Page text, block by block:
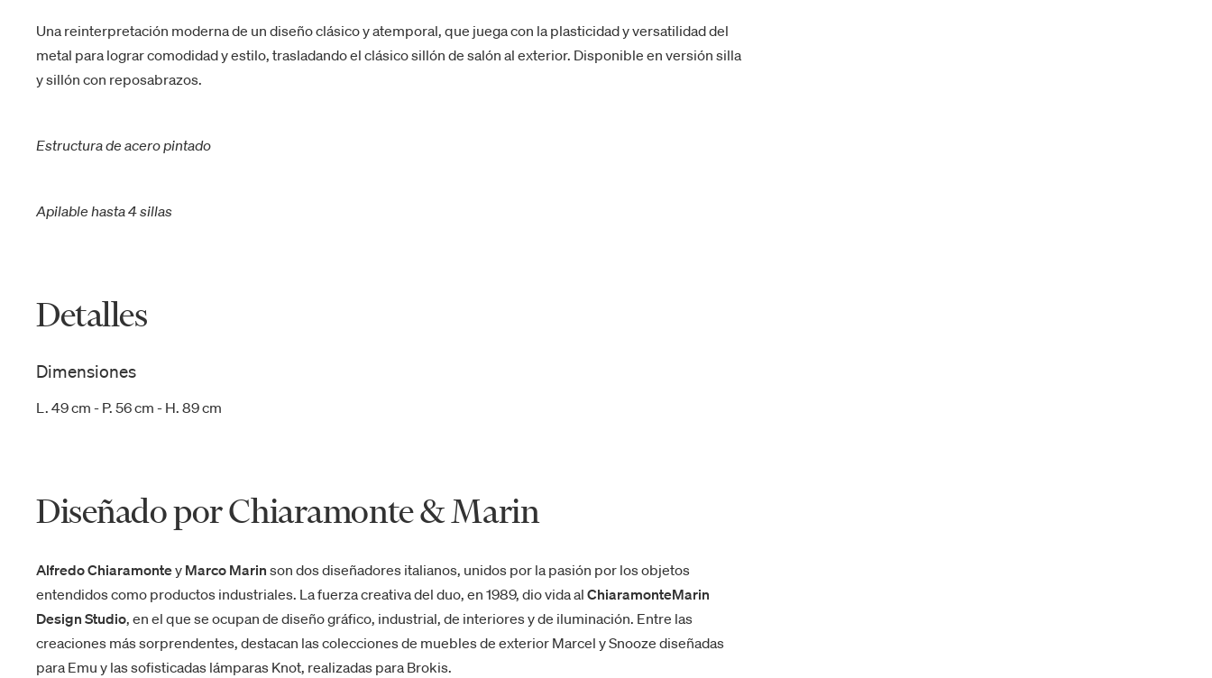
Una reinterpretación moderna de un diseño clásico y atemporal, que juega con la plasticidad y versatilidad del
metal para lograr comodidad y estilo, trasladando el clásico sillón de salón al exterior. Disponible en versión silla
y sillón con reposabrazos.
Estructura de acero pintado
Apilable hasta 4 sillas
Detalles
Dimensiones
L. 49 cm - P. 56 cm - H. 89 cm
Diseñado por Chiaramonte & Marin
Alfredo Chiaramontey Marco Marin son dos diseñadores italianos, unidos por la pasión por los objetos
entendidos como productos industriales. La fuerza creativa del duo, en 1989, dio vida al ChiaramonteMarin
Design Studio, en el que se ocupan de diseño gráfico, industrial, de interiores y de iluminación. Entre las
creaciones más sorprendentes, destacan las colecciones de muebles de exterior Marcel y Snooze diseñadas
para Emu y las sofisticadas lámparas Knot, realizadas para Brokis.